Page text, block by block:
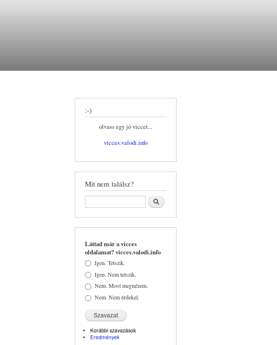
:-)
olvass egy jó viccet...
vicces.valodi.info
Mit nem találsz?
Keresés
Láttad már a vicces
oldalamat? vicces.valodi.info
Választások
Igen. Tetszik.
Igen. Nem tetszik.
Nem. Most megnézem.
Nem. Nem érdekel.
Korábbi szavazások
Eredmények